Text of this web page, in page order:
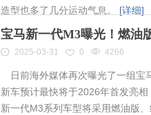
造型也多了几分运动气息。 [详细]
宝马新一代M3曝光！燃油
2025-03-31 0 4266
日前海外媒体再次曝光了一组宝
新车预计最快将于2026年首发亮
新一代M3系列车型将采用燃油版